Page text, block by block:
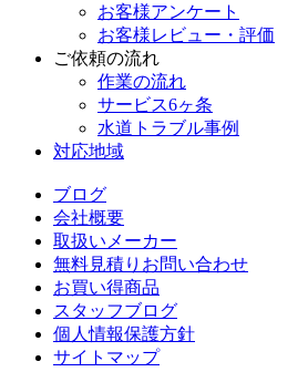
お客様アンケート
お客様レビュー・評価
ご依頼の流れ
作業の流れ
サービス6ヶ条
水道トラブル事例
対応地域
ブログ
会社概要
取扱いメーカー
無料見積りお問い合わせ
お買い得商品
スタッフブログ
個人情報保護方針
サイトマップ